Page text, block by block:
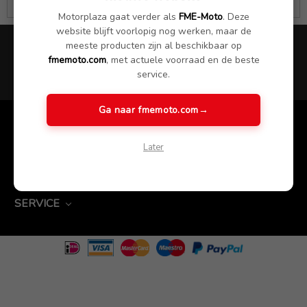
Zelfde werkdag verstuurd
Ontvang het laatste nieuws, updates en aanbiedingen
SNEL NAAR
SERVICE
Motorplaza gaat verder als FME-Moto. Deze
website blijft voorlopig nog werken, maar de
meeste producten zijn al beschikbaar op
fmemoto.com, met actuele voorraad en de beste
service.
Ga naar fmemoto.com→
Later